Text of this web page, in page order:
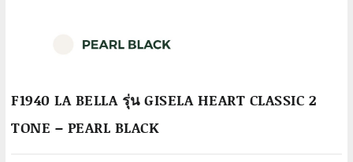
F1940 LA BELLA รุ่น GISELA HEART CLASSIC 2
TONE – PEARL BLACK